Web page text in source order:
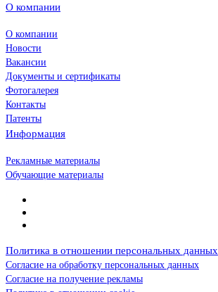
О компании
О компании
Новости
Вакансии
Документы и сертификаты
Фотогалерея
Контакты
Патенты
Информация
Рекламные материалы
Обучающие материалы
Политика в отношении персональных данных
Согласие на обработку персональных данных
Согласие на получение рекламы